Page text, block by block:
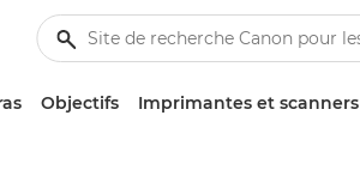
Objectifs Imprimantes et scanners